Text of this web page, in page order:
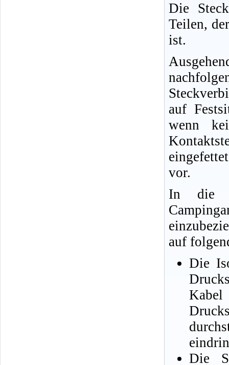
Die
Teilen,
ist.
auf
wenn
vor.
In die
auf
Die
Kabel
Die